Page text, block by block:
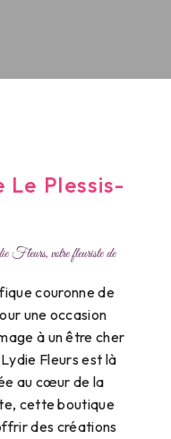
Le Plessis-
votre fleuriste de
couronne de
une occasion
à un être cher
Fleurs est là
au cœur de la
cette boutique
des créations